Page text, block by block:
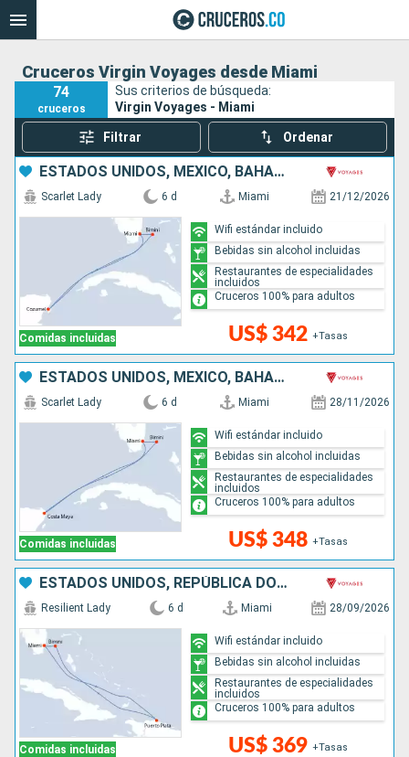
Cruceros Virgin Voyages desde Miami
74
cruceros
Sus criterios de búsqueda:
Virgin Voyages - Miami
Filtrar Ordenar
ESTADOS UNIDOS, MÉXICO, BAHAMAS
Comidas incluidas
Scarlet Lady 6 d Miami 21/12/2026
US$ 342 +Tasas
Wifi estándar incluido
Bebidas sin alcohol incluidas
Restaurantes de especialidades
incluidos
Cruceros 100% para adultos
ESTADOS UNIDOS, MÉXICO, BAHAMAS
Comidas incluidas
Scarlet Lady 6 d Miami 28/11/2026
US$ 348 +Tasas
Wifi estándar incluido
Bebidas sin alcohol incluidas
Restaurantes de especialidades
incluidos
Cruceros 100% para adultos
ESTADOS UNIDOS, REPÚBLICA DOMINICANA, BAHAMAS
Comidas incluidas
Resilient Lady 6 d Miami 28/09/2026
US$ 369 +Tasas
Wifi estándar incluido
Bebidas sin alcohol incluidas
Restaurantes de especialidades
incluidos
Cruceros 100% para adultos